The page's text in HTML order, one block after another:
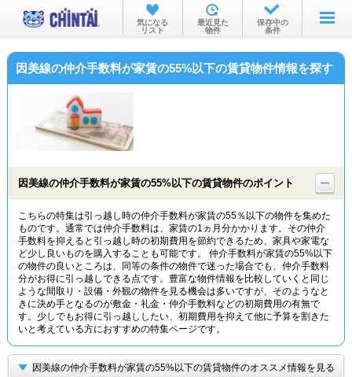
お部屋を探す
沿線・駅から
物件特集から
TOP
気になる
リスト
最近見た
物件
保存中の
条件
因美線の仲介手数料が家賃の55%以下の賃貸物件情報を探す
因美線の仲介手数料が家賃の55%以下の賃貸物件のポイント
こちらの特集は引っ越し時の仲介手数料が家賃の55％以下の物件を集めた
ものです。通常では仲介手数料は、家賃の1ヵ月分かかります。その仲介
手数料を抑えると引っ越し時の初期費用を節約できるため、家具や家電な
ど少し良いものを購入することも可能です。 仲介手数料が家賃の55%以下
の物件の良いところは、同等の条件の物件で迷った場合でも、仲介手数料
分がお得に引っ越しできる点です。豊富な物件情報を比較していくと同じ
ような間取り・設備・外観の物件を見る機会は多いですが、そのようなと
きに決め手となるのが敷金・礼金・仲介手数料などの初期費用の有無で
す。少しでもお得に引っ越ししたい、初期費用を抑えて他に予算を割きた
いと考えている方におすすめの特集ページです。
因美線の仲介手数料が家賃の55%以下の賃貸物件のオススメ情報を見る